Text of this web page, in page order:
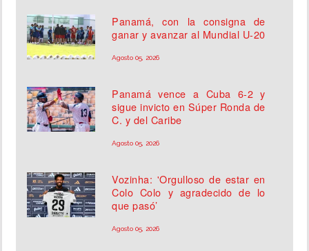
Panamá, con la consigna de
ganar y avanzar al Mundial U-20
Agosto 05, 2026
Panamá vence a Cuba 6-2 y
sigue invicto en Súper Ronda de
C. y del Caribe
Agosto 05, 2026
Vozinha: 'Orgulloso de estar en
Colo Colo y agradecido de lo
que pasó’
Agosto 05, 2026